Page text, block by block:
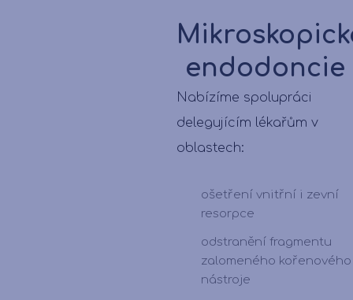
endodoncie
Nabízíme spolupráci
delegujícím lékařům v
oblastech:
ošetření vnitřní i zevní
resorpce
odstranění fragmentu
zalomeného kořenového
nástroje